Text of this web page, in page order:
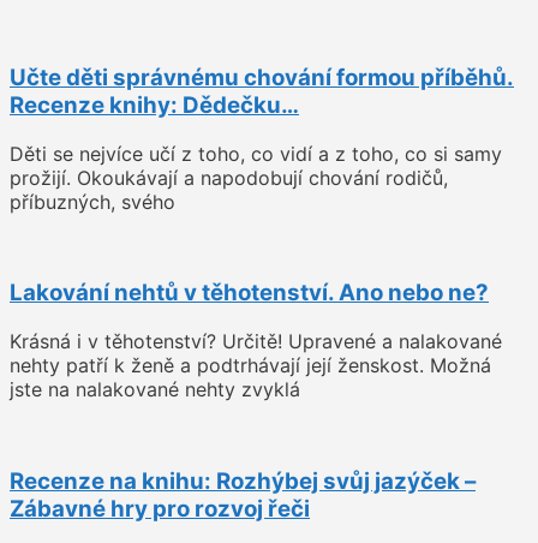
Učte děti správnému chování formou příběhů.
Recenze knihy: Dědečku…
Děti se nejvíce učí z toho, co vidí a z toho, co si samy
prožijí. Okoukávají a napodobují chování rodičů,
příbuzných, svého
Lakování nehtů v těhotenství. Ano nebo ne?
Krásná i v těhotenství? Určitě! Upravené a nalakované
nehty patří k ženě a podtrhávají její ženskost. Možná
jste na nalakované nehty zvyklá
Recenze na knihu: Rozhýbej svůj jazýček –
Zábavné hry pro rozvoj řeči